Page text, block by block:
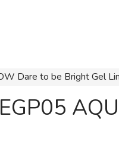
Dare to be Bright Gel